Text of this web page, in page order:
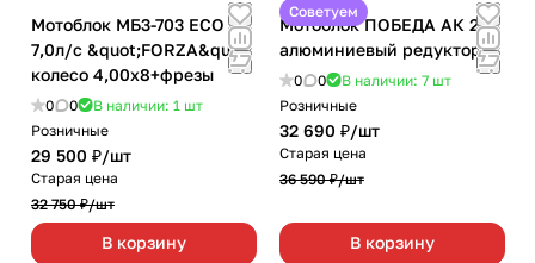
Мотоблок МБ3-703 ЕСО
7,0л/с &quot;FORZA&quot;
колесо 4,00х8+фрезы
0 0 В наличии: 1 шт
Розничные
29 500 ₽/шт
Старая цена
32 750 ₽/шт
В корзину
Советуем
Мотоблок ПОБЕДА АК 23
алюминиевый редуктор
0 0 В наличии: 7 шт
Розничные
32 690 ₽/шт
Старая цена
36 590 ₽/шт
В корзину